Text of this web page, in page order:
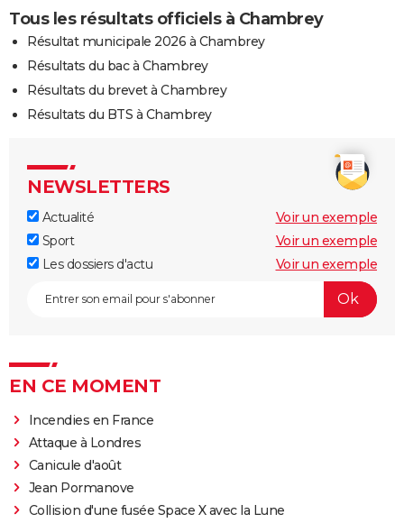
Tous les résultats officiels à Chambrey
Résultat municipale 2026 à Chambrey
Résultats du bac à Chambrey
Résultats du brevet à Chambrey
Résultats du BTS à Chambrey
NEWSLETTERS
Actualité
Voir un exemple
Sport
Voir un exemple
Les dossiers d'actu
Voir un exemple
EN CE MOMENT
Incendies en France
Attaque à Londres
Canicule d'août
Jean Pormanove
Collision d'une fusée Space X avec la Lune